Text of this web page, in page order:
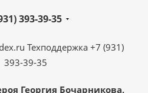
393-39-35
Техподдержка +7 (931)
393-39-35
Георгия Бочарникова,